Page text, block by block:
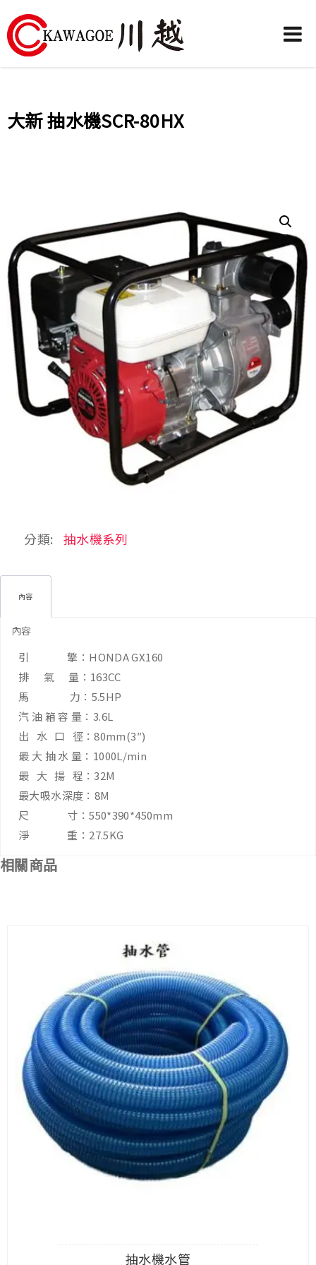
農
業
限
公
司
大新 抽水機SCR-80HX
分類: 抽水機系列
內容
內容
引 擎：HONDA GX160
排 氣 量：163CC
馬 力：5.5HP
汽 油 箱 容 量：3.6L
出 水 口 徑：80mm(3″)
最 大 抽 水 量：1000L/min
最 大 揚 程：32M
最大吸水深度：8M
尺 寸：550*390*450mm
淨 重：27.5KG
相關商品
抽水機水管